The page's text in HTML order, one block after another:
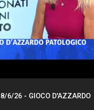
6/26 - GIOCO D'AZZARDO